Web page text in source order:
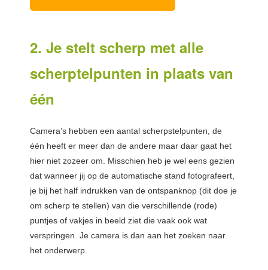
2. Je stelt scherp met alle
scherptelpunten in plaats van
één
Camera’s hebben een aantal scherpstelpunten, de
één heeft er meer dan de andere maar daar gaat het
hier niet zozeer om. Misschien heb je wel eens gezien
dat wanneer jij op de automatische stand fotografeert,
je bij het half indrukken van de ontspanknop (dit doe je
om scherp te stellen) van die verschillende (rode)
puntjes of vakjes in beeld ziet die vaak ook wat
verspringen. Je camera is dan aan het zoeken naar
het onderwerp.